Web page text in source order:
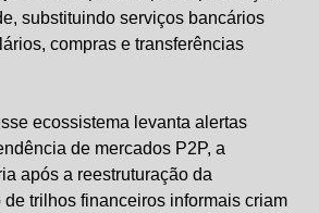
substituindo serviços bancários
compras e transferências
ecossistema levanta alertas
de mercados P2P, a
após a reestruturação da
trilhos financeiros informais criam